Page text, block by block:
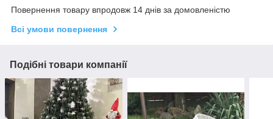
Повернення товару впродовж 14 днів за домовленістю
Всі умови повернення
Подібні товари компанії